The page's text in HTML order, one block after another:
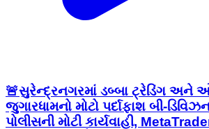
🚨સુરેન્દ્રનગરમાં ડબ્બા ટ્રેડિંગ અને
જુગારધામનો મોટો પર્દાફાશ બી-
પોલીસની મોટી કાર્યવાહી,